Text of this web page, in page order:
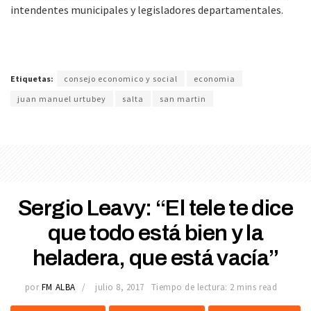
intendentes municipales y legisladores departamentales.
Etiquetas: consejo economico y social
economia
juan manuel urtubey
salta san martin
Sergio Leavy: “El tele te dice
que todo está bien y la
heladera, que está vacía”
por FM ALBA julio 8, 2017 Tiempo de lectura: 2 mins read